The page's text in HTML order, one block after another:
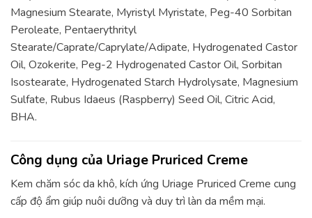
Magnesium Stearate, Myristyl Myristate, Peg-40 Sorbitan
Peroleate, Pentaerythrityl
Stearate/Caprate/Caprylate/Adipate, Hydrogenated Castor
Oil, Ozokerite, Peg-2 Hydrogenated Castor Oil, Sorbitan
Isostearate, Hydrogenated Starch Hydrolysate, Magnesium
Sulfate, Rubus Idaeus (Raspberry) Seed Oil, Citric Acid,
BHA.
Công dụng của Uriage Pruriced Creme
Kem chăm sóc da khô, kích ứng Uriage Pruriced Creme cung
cấp độ ẩm giúp nuôi dưỡng và duy trì làn da mềm mại.